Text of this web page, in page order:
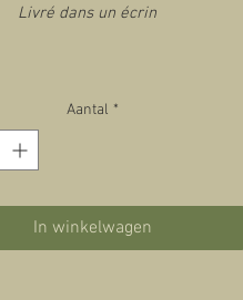
Livré dans un écrin
Aantal *
In winkelwagen